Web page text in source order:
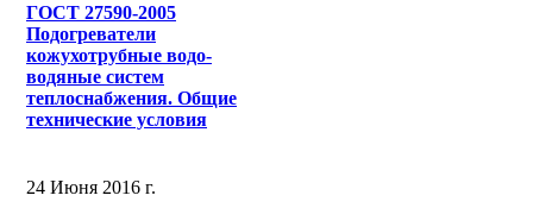
ГОСТ 27590-2005
Подогреватели
кожухотрубные водо-
водяные систем
теплоснабжения. Общие
технические условия
24 Июня 2016 г.